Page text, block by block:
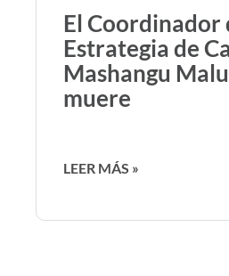
El Coordinador
Estrategia de
Mashangu
muere
LEER MÁS »